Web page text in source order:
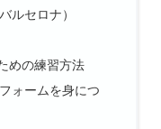
ルセロナ）
めの練習方法
ォームを身につ